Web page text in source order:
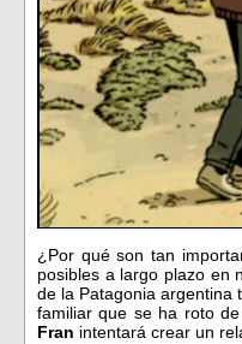
¿Por qué son tan
posibles a largo plazo en
de la Patagonia argentina
familiar que se ha roto
Fran intentará crear un